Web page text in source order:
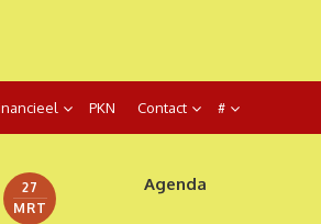
PKN Contact #
27
MRT
Agenda